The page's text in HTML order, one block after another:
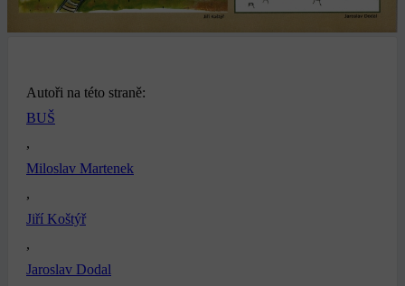
Autoři na této straně:
BUŠ
,
Miloslav Martenek
,
Jiří Koštýř
,
Jaroslav Dodal